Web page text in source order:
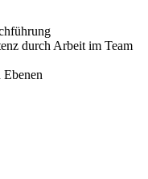
durch Arbeit im Team